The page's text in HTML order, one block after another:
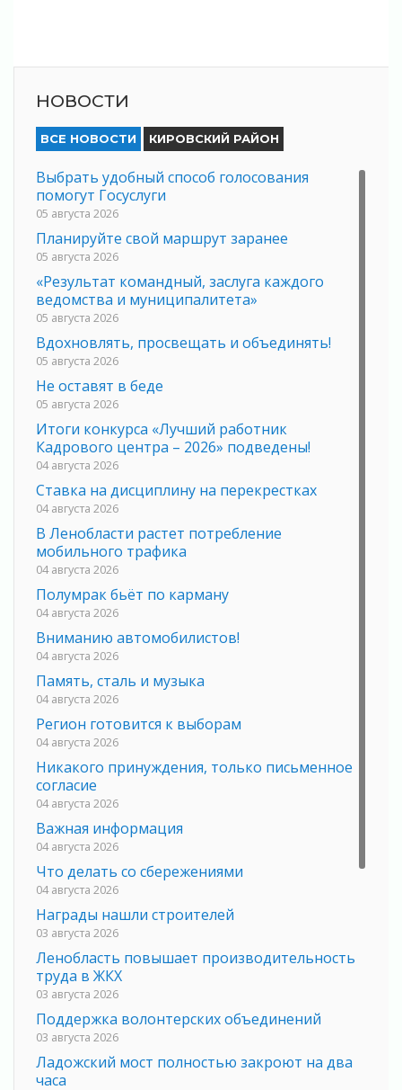
НОВОСТИ
ВСЕ НОВОСТИ КИРОВСКИЙ РАЙОН
Выбрать удобный способ голосования
помогут Госуслуги
05 августа 2026
Планируйте свой маршрут заранее
05 августа 2026
«Результат командный, заслуга каждого
ведомства и муниципалитета»
05 августа 2026
Вдохновлять, просвещать и объединять!
05 августа 2026
Не оставят в беде
05 августа 2026
Итоги конкурса «Лучший работник
Кадрового центра – 2026» подведены!
04 августа 2026
Ставка на дисциплину на перекрестках
04 августа 2026
В Ленобласти растет потребление
мобильного трафика
04 августа 2026
Полумрак бьёт по карману
04 августа 2026
Вниманию автомобилистов!
04 августа 2026
Память, сталь и музыка
04 августа 2026
Регион готовится к выборам
04 августа 2026
Никакого принуждения, только письменное
согласие
04 августа 2026
Важная информация
04 августа 2026
Что делать со сбережениями
04 августа 2026
Награды нашли строителей
03 августа 2026
Ленобласть повышает производительность
труда в ЖКХ
03 августа 2026
Поддержка волонтерских объединений
03 августа 2026
Ладожский мост полностью закроют на два
часа